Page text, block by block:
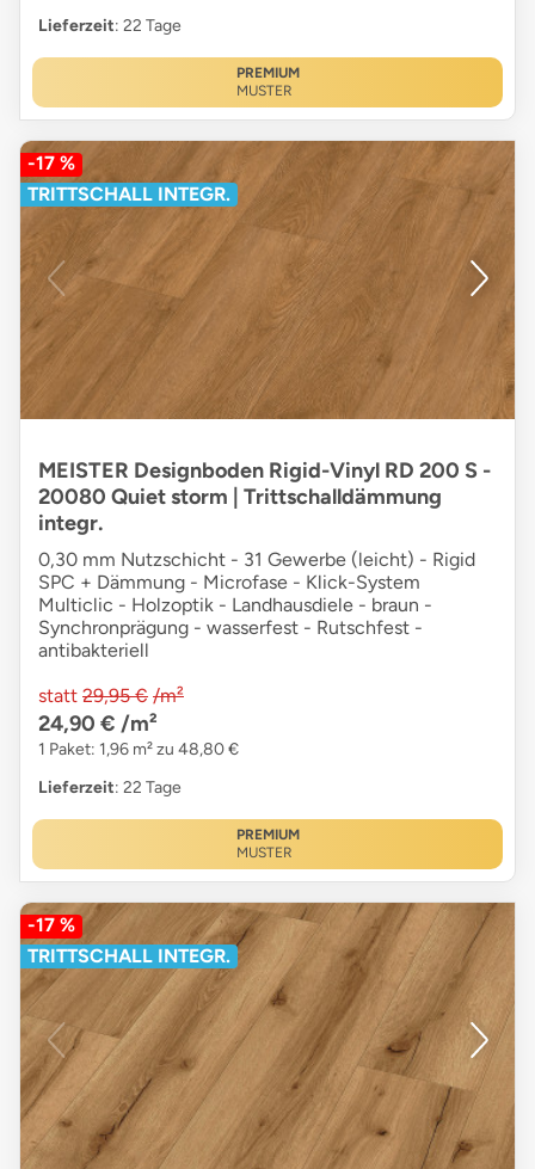
Lieferzeit: 22 Tage
PREMIUM
MUSTER
-17 %
TRITTSCHALL INTEGR.
MEISTER Designboden Rigid-Vinyl RD 200 S -
20080 Quiet storm | Trittschalldämmung
integr.
0,30 mm Nutzschicht - 31 Gewerbe (leicht) - Rigid
SPC + Dämmung - Microfase - Klick-System
Multiclic - Holzoptik - Landhausdiele - braun -
Synchronprägung - wasserfest - Rutschfest -
antibakteriell
statt 29,95 € /m²
24,90 € /m²
1 Paket: 1,96 m² zu 48,80 €
Lieferzeit: 22 Tage
PREMIUM
MUSTER
-17 %
TRITTSCHALL INTEGR.